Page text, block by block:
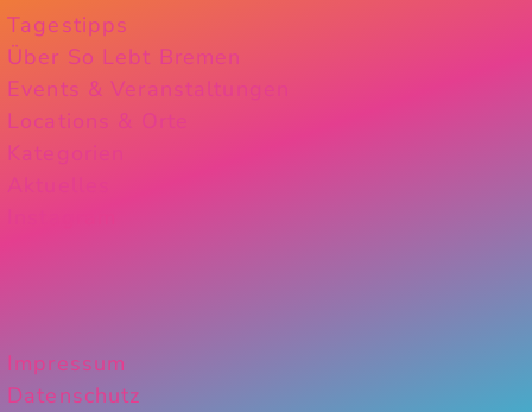
Tagestipps
Über So Lebt Bremen
Events & Veranstaltungen
Locations & Orte
Kategorien
Impressum
Datenschutz